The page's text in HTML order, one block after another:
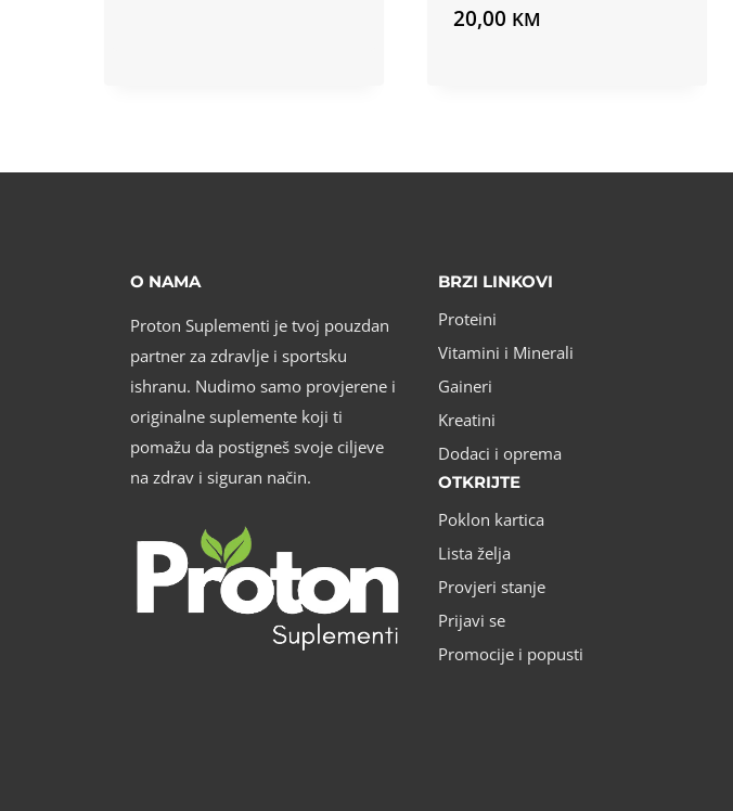
20,00 KM
O NAMA
Proton Suplementi je tvoj pouzdan
partner za zdravlje i sportsku
ishranu. Nudimo samo provjerene i
originalne suplemente koji ti
pomažu da postigneš svoje ciljeve
na zdrav i siguran način.
BRZI LINKOVI
Proteini
Vitamini i Minerali
Gaineri
Kreatini
Dodaci i oprema
OTKRIJTE
Poklon kartica
Lista želja
Provjeri stanje
Prijavi se
Promocije i popusti